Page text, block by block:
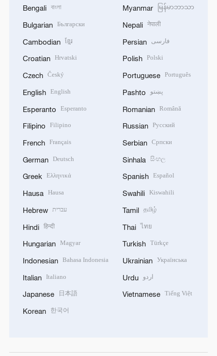
Bengali বাংলা
Bulgarian Български
Cambodian ខ្មែរ
Croatian Hrvatski
Czech Český
English English
Esperanto Esperanto
Filipino Filipino
French Français
German Deutsch
Greek Ελληνικά
Hausa Hausa
Hebrew עברית
Hindi हिन्दी
Hungarian Magyar
Indonesian Bahasa Indonesia
Italian Italiano
Japanese 日本語
Korean 한국어
Myanmar မြန်မာဘာသာ
Nepali नेपाली
Persian فارسی
Polish Polski
Portuguese Português
Pashto پښتو
Romanian Română
Russian Русский
Serbian Српски
Sinhala සිංහල
Spanish Español
Swahili Kiswahili
Tamil தமிழ்
Thai ไทย
Turkish Türkçe
Ukrainian Українська
Urdu اردو
Vietnamese Tiếng Việt